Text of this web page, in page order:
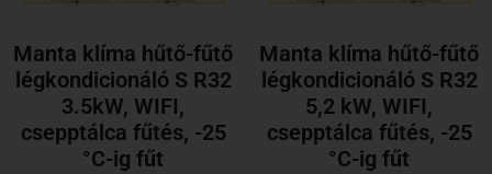
Manta klíma hűtő-fűtő
légkondicionáló S R32
3.5kW, WIFI,
csepptálca fűtés, -25
°C-ig fűt
Manta klíma hűtő-fűtő
légkondicionáló S R32
5,2 kW, WIFI,
csepptálca fűtés, -25
°C-ig fűt